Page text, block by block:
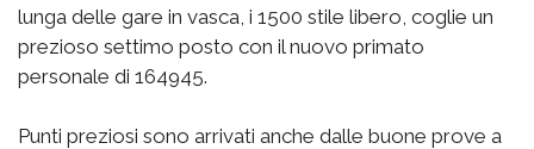
lunga delle gare in vasca, i 1500 stile libero, coglie un
prezioso settimo posto con il nuovo primato
personale di 164945.
Punti preziosi sono arrivati anche dalle buone prove a